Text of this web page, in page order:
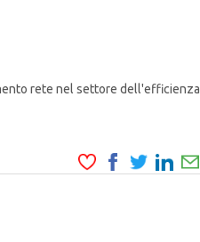
rete nel settore dell'efficienza